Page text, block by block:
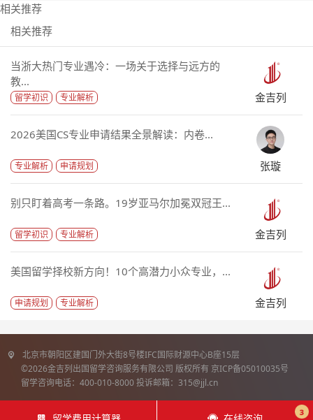
相关推荐
相关推荐
当浙大热门专业遇冷：一场关于选择与远方的
教...
留学初识 专业解析 金吉列
2026美国CS专业申请结果全景解读：内卷...
专业解析 申请规划 张璇
别只盯着高考一条路。19岁亚马尔加冕双冠王...
留学初识 专业解析 金吉列
美国留学择校新方向！10个高潜力小众专业，...
申请规划 专业解析 金吉列
北京市朝阳区建国门外大街8号楼IFC国际财源中心B座15层
©2026金吉列出国留学咨询服务有限公司 版权所有 京ICP备05010035号
留学咨询电话：400-010-8000 投诉邮箱：315@jjl.cn
3